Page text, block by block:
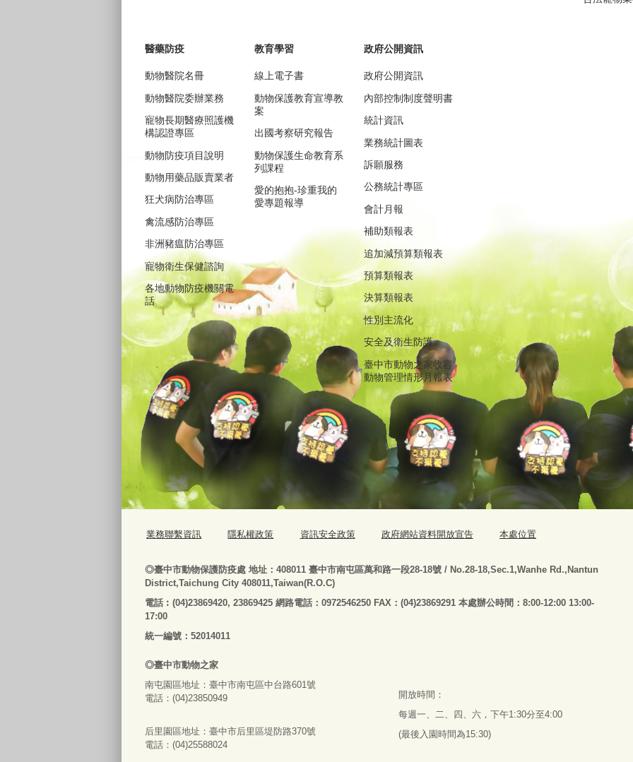
醫藥防疫
動物醫院名冊
動物醫院委辦業務
寵物長期醫療照護機
構認證專區
動物防疫項目說明
動物用藥品販賣業者
狂犬病防治專區
禽流感防治專區
非洲豬瘟防治專區
寵物衛生保健諮詢
各地動物防疫機關電
話
教育學習
線上電子書
動物保護教育宣導教
案
出國考察研究報告
動物保護生命教育系
列課程
愛的抱抱-珍重我的
愛專題報導
政府公開資訊
政府公開資訊
內部控制制度聲明書
統計資訊
業務統計圖表
訴願服務
公務統計專區
會計月報
補助類報表
追加減預算類報表
預算類報表
決算類報表
性別主流化
安全及衛生防護
臺中市動物之家收容
動物管理情形月報表
業務聯繫資訊 隱私權政策 資訊安全政策 政府網站資料開放宣告 本處位置
◎臺中市動物保護防疫處 地址：408011 臺中市南屯區萬和路一段28-18號 / No.28-18,Sec.1,Wanhe Rd.,Nantun
District,Taichung City 408011,Taiwan(R.O.C)
電話 ︰ (04)23869420, 23869425 網路電話：0972546250 FAX：(04)23869291 本處辦公時間：8:00-12:00 13:00-
17:00
統一編號：52014011
◎臺中市動物之家
南屯園區地址： 臺中市南屯區中台路601號
電話：(04)23850949
后里園區地址： 臺中市后里區堤防路370號
電話：(04)25588024
開放時間：
每週一、二、四、六，下午1:30分至4:00
(最後入園時間為15:30)